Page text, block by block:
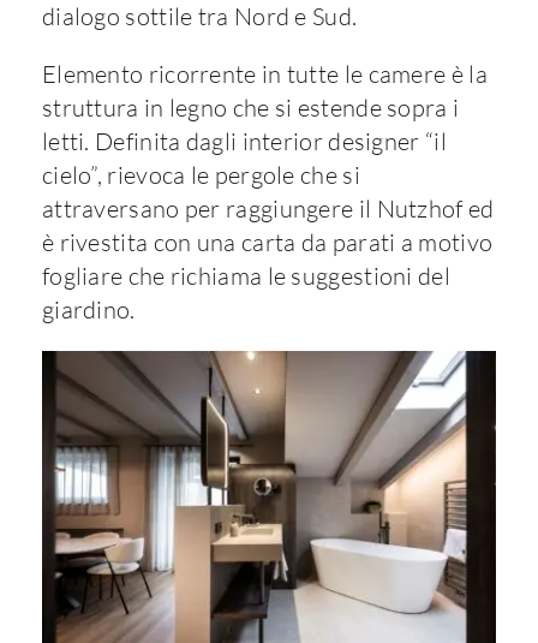
dialogo sottile tra Nord e Sud.
Elemento ricorrente in tutte le camere è la
struttura in legno che si estende sopra i
letti. Definita dagli interior designer “il
cielo”, rievoca le pergole che si
attraversano per raggiungere il Nutzhof ed
è rivestita con una carta da parati a motivo
fogliare che richiama le suggestioni del
giardino.